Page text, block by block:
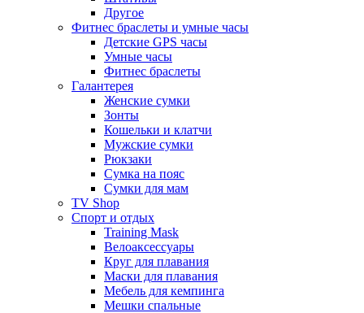
Другое
Фитнес браслеты и умные часы
Детские GPS часы
Умные часы
Фитнес браслеты
Галантерея
Женские сумки
Зонты
Кошельки и клатчи
Мужские сумки
Рюкзаки
Сумка на пояс
Сумки для мам
TV Shop
Спорт и отдых
Training Mask
Велоаксессуары
Круг для плавания
Маски для плавания
Мебель для кемпинга
Мешки спальные